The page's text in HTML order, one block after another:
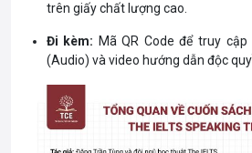
trên giấy chất lượng cao.
Đi kèm: Mã QR Code để truy
(Audio) và video hướng dẫn độc